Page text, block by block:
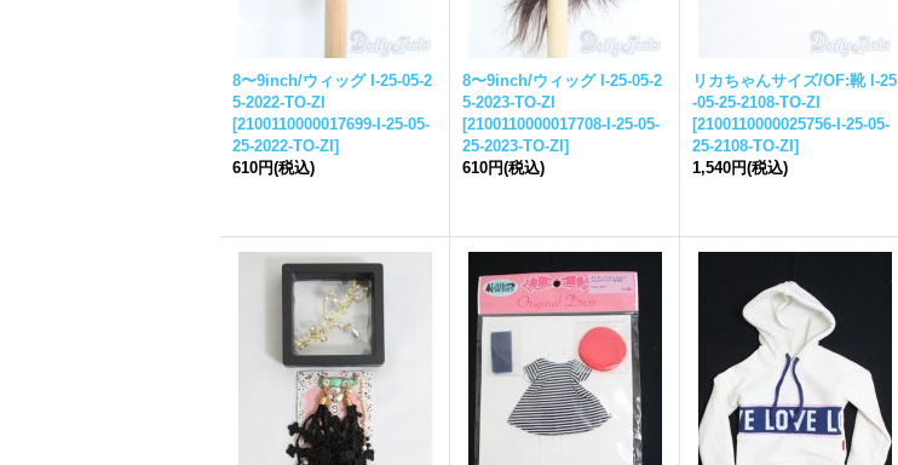
8〜9inch/ウィッグ I-25-05-2
5-2022-TO-ZI
[2100110000017699-I-25-05-
25-2022-TO-ZI ]
610円(税込)
8〜9inch/ウィッグ I-25-05-2
5-2023-TO-ZI
[2100110000017708-I-25-05-
25-2023-TO-ZI ]
610円(税込)
リカちゃんサイズ/OF:靴 I-25
-05-25-2108-TO-ZI
[2100110000025756-I-25-05-
25-2108-TO-ZI ]
1,540円(税込)